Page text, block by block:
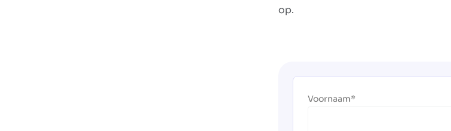
op.
Voornaam